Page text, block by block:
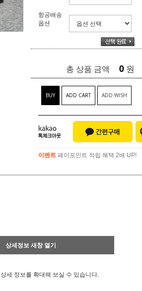
항공배송
옵션
총 상품 금액 0 원
BUY ADD CART ADD WISH
이벤트 페이포인트 적립 혜택 2배 UP!
상세정보 새창 열기
상세 정보를 확대해 보실 수 있습니다.